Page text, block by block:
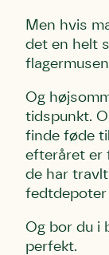
Men hvis
det en helt
Og
tidspunkt.
finde føde
efteråret er
de har
fedtdepoter
Og bor du i
perfekt.